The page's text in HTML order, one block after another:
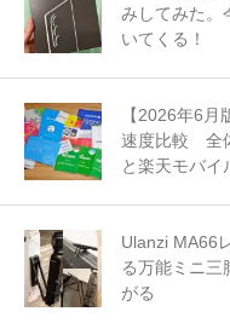
みしてみた。
いてくる！
【2026年6
速度比較 全
と楽天モバイ
Ulanzi MA66
る万能ミニ三
がる